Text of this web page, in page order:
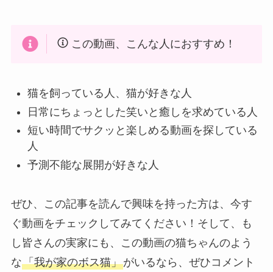
この動画、こんな人におすすめ！
猫を飼っている人、猫が好きな人
日常にちょっとした笑いと癒しを求めている人
短い時間でサクッと楽しめる動画を探している
人
予測不能な展開が好きな人
ぜひ、この記事を読んで興味を持った方は、今す
ぐ動画をチェックしてみてください！そして、も
し皆さんの実家にも、この動画の猫ちゃんのよう
な「我が家のボス猫」がいるなら、ぜひコメント